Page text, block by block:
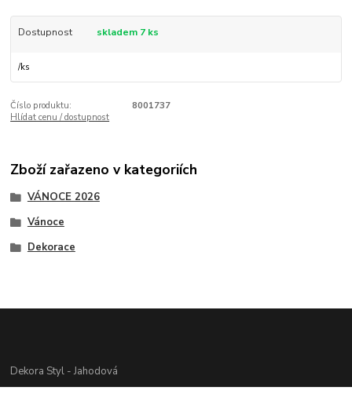
Dostupnost skladem 7 ks
/ks
Číslo produktu:
8001737
Hlídat cenu / dostupnost
Zboží zařazeno v kategoriích
VÁNOCE 2026
Vánoce
Dekorace
Dekora Styl - Jahodová